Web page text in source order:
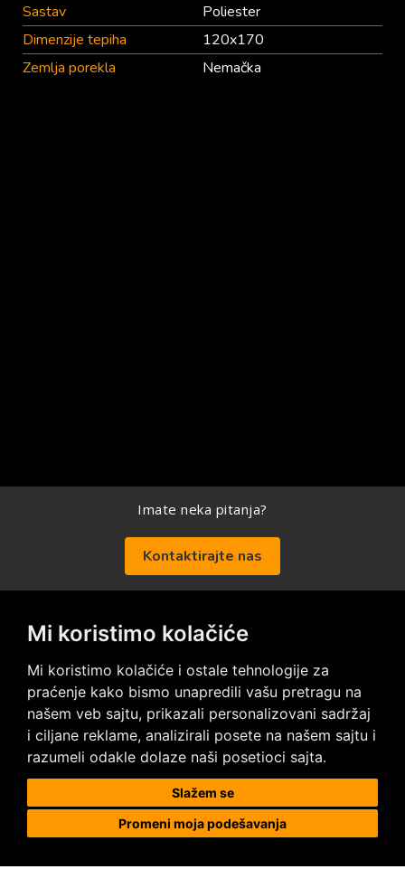
Mi koristimo kolačiće
Mi koristimo kolačiće i ostale tehnologije za
praćenje kako bismo unapredili vašu pretragu na
našem veb sajtu, prikazali personalizovani sadržaj
i ciljane reklame, analizirali posete na našem sajtu i
razumeli odakle dolaze naši posetioci sajta.
Slažem se
Promeni moja podešavanja
Sastav
Poliester
Dimenzije tepiha
120x170
Zemlja porekla
Nemačka
Imate neka pitanja?
Kontaktirajte nas
Posetite nas na društvenim mrežama
Prodaja i ugradnja podnih obloga
Megapod d.o.o.